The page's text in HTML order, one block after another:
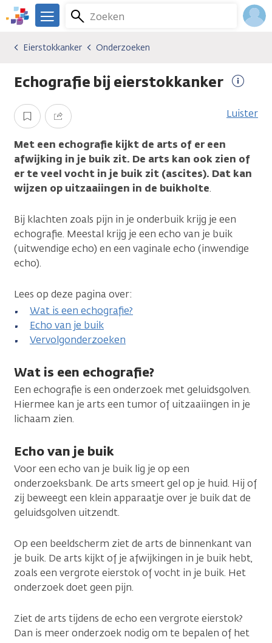
Overslaan
en
gaan
We
er
je.
Zoeken
Menu
Kankersoorten
Eierstokkanker
Onderzoeken
Eierstokkanker Onderzoeken
Echografie bij eierstokkanker
Opslaan Delen Luister
Met een echografie kijkt de arts of er een
afwijking in je buik zit. De arts kan ook zien of
er te veel vocht in je buik zit (ascites). Dat kan
wijzen op uitzaaiingen in de buikholte.
Bij klachten zoals pijn in je onderbuik krijg je een
echografie. Meestal krijg je een echo van je buik
(uitwendige echo) en een vaginale echo (inwendige
echo).
Lees op deze pagina over:
Wat is een echografie?
Echo van je buik
Vervolgonderzoeken
Wat is een echografie?
Een echografie is een onderzoek met geluidsgolven.
Hiermee kan je arts een tumor of uitzaaiingen in je
lichaam zien.
Echo van je buik
Voor een echo van je buik lig je op een
onderzoeksbank. De arts smeert gel op je huid. Hij of
zij beweegt een klein apparaatje over je buik dat de
geluidsgolven uitzendt.
Op een beeldscherm ziet de arts de binnenkant van
je buik. De arts kijkt of je afwijkingen in je buik hebt,
zoals een vergrote eierstok of vocht in je buik. Het
onderzoek doet geen pijn.
Ziet de arts tijdens de echo een vergrote eierstok?
Dan is meer onderzoek nodig om te bepalen of het